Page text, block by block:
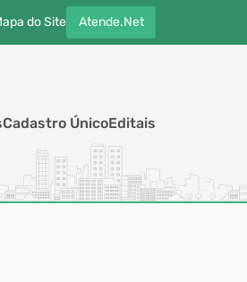
do Site Atende.Net
Cadastro ÚnicoEditais